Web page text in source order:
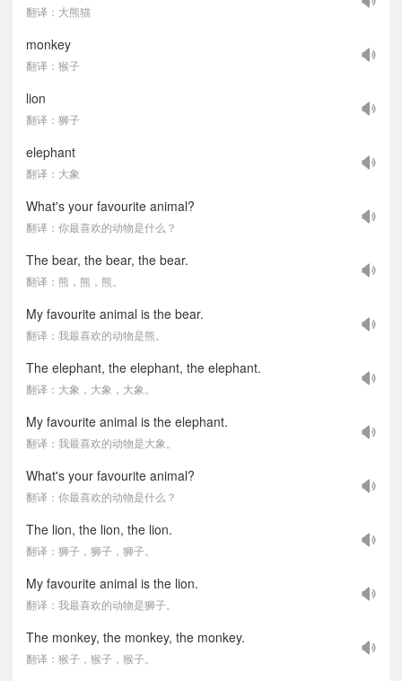
翻译：大熊猫
monkey
翻译：猴子
lion
翻译：狮子
elephant
翻译：大象
What's your favourite animal?
翻译：你最喜欢的动物是什么？
The bear, the bear, the bear.
翻译：熊，熊，熊。
My favourite animal is the bear.
翻译：我最喜欢的动物是熊。
The elephant, the elephant, the elephant.
翻译：大象，大象，大象。
My favourite animal is the elephant.
翻译：我最喜欢的动物是大象。
What's your favourite animal?
翻译：你最喜欢的动物是什么？
The lion, the lion, the lion.
翻译：狮子，狮子，狮子。
My favourite animal is the lion.
翻译：我最喜欢的动物是狮子。
The monkey, the monkey, the monkey.
翻译：猴子，猴子，猴子。